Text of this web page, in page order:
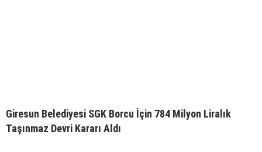
Giresun Belediyesi SGK Borcu İçin 784 Milyon Liralık
Taşınmaz Devri Kararı Aldı